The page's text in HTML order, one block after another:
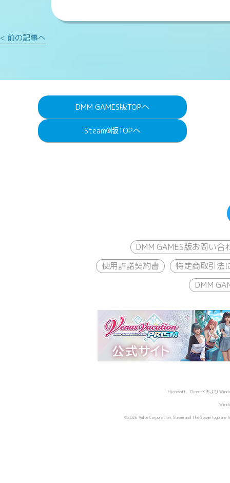
< 前の記事へ
DMM GAMES版TOPへ
Steam®版TOPへ
DMM GAMES版お問い合
使用許諾契約書
特定商取引法
DMM
Microsoft、DirectX および
©2026 Valve Corporation. Steam and the Steam logo